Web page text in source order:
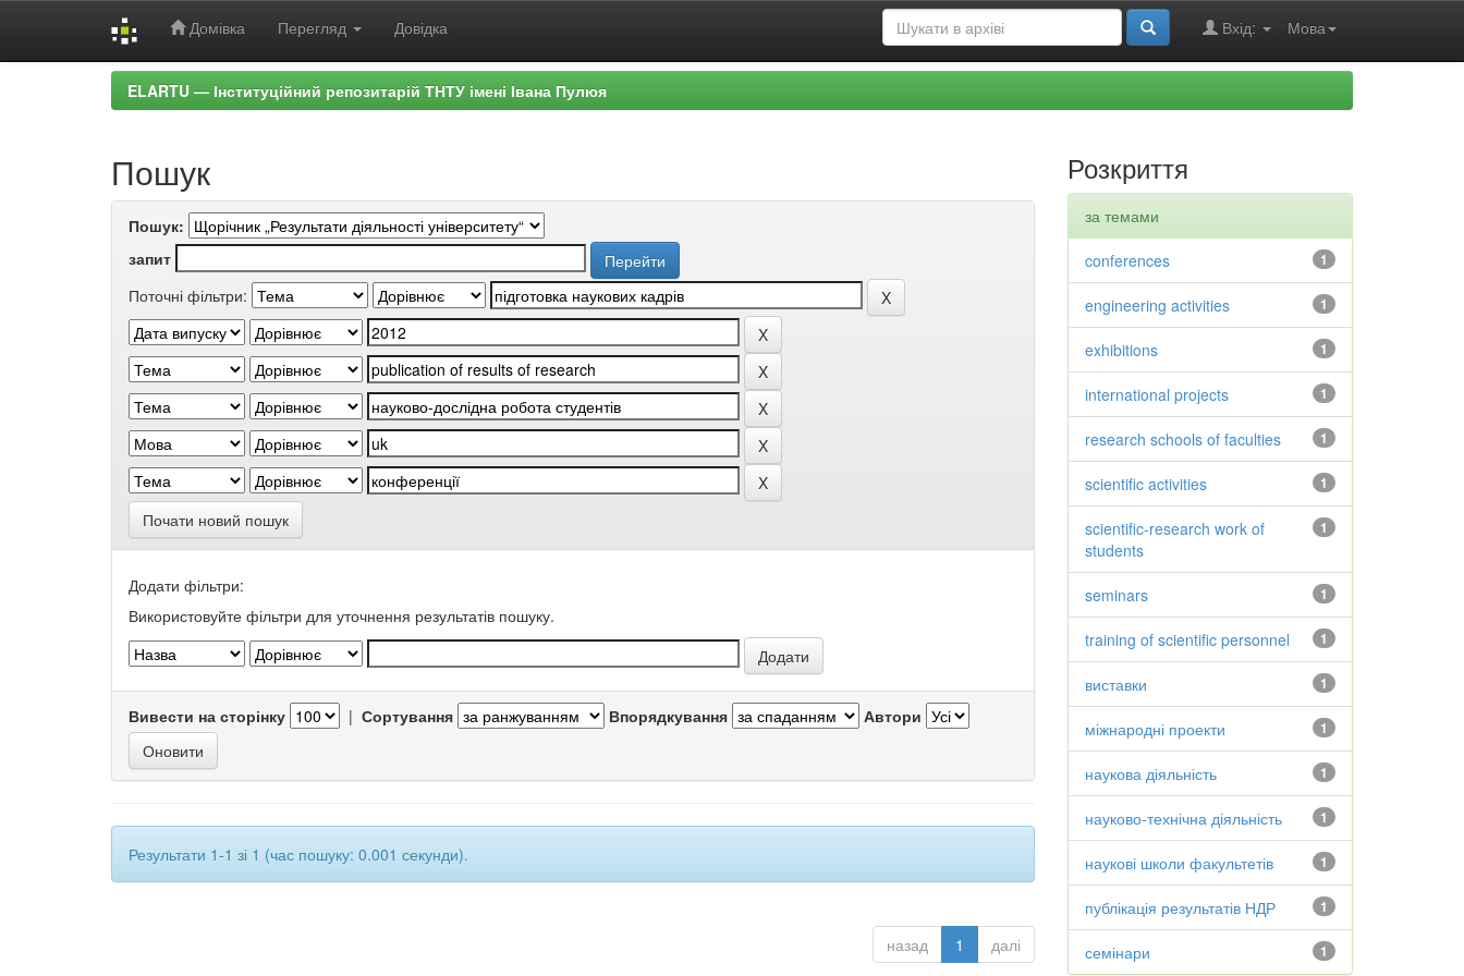
Домівка Перегляд Довідка Мова
Вхід:
ELARTU — Інституційний репозитарій ТНТУ імені Івана Пулюя
Пошук
Пошук:
запит
Поточні фільтри:
Почати новий пошук
Додати фільтри:
Використовуйте фільтри для уточнення результатів пошуку.
Вивести на сторінку | Сортування Впорядкування Автори
Результати 1-1 зі 1 (час пошуку: 0.001 секунди).
назад 1 далі
Розкриття
за темами
1
conferences
1
engineering activities
1
exhibitions
1
international projects
1
research schools of faculties
1
scientific activities
1
scientific-research work of
students
1
seminars
1
training of scientific personnel
1
виставки
1
міжнародні проекти
1
наукова діяльність
1
науково-технічна діяльність
1
наукові школи факультетів
1
публікація результатів НДР
1
семінари